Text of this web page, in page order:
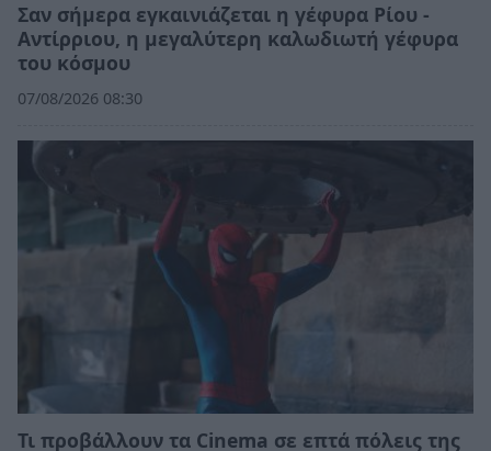
Σαν σήμερα εγκαινιάζεται η γέφυρα Ρίου -
Αντίρριου, η μεγαλύτερη καλωδιωτή γέφυρα
του κόσμου
07/08/2026 08:30
Τι προβάλλουν τα Cinema σε επτά πόλεις της